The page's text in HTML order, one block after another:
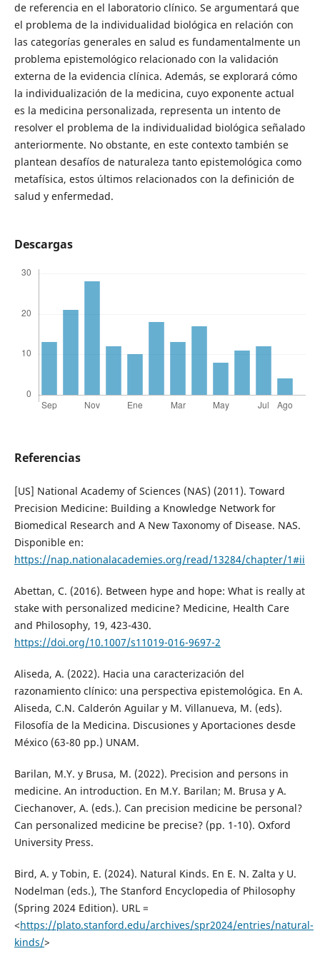
de referencia en el laboratorio clínico. Se argumentará que
el problema de la individualidad biológica en relación con
las categorías generales en salud es fundamentalmente un
problema epistemológico relacionado con la validación
externa de la evidencia clínica. Además, se explorará cómo
la individualización de la medicina, cuyo exponente actual
es la medicina personalizada, representa un intento de
resolver el problema de la individualidad biológica señalado
anteriormente. No obstante, en este contexto también se
plantean desafíos de naturaleza tanto epistemológica como
metafísica, estos últimos relacionados con la definición de
salud y enfermedad.
Descargas
Referencias
[US] National Academy of Sciences (NAS) (2011). Toward
Precision Medicine: Building a Knowledge Network for
Biomedical Research and A New Taxonomy of Disease. NAS.
Disponible en:
https://nap.nationalacademies.org/read/13284/chapter/1#ii
Abettan, C. (2016). Between hype and hope: What is really at
stake with personalized medicine? Medicine, Health Care
and Philosophy, 19, 423-430.
https://doi.org/10.1007/s11019-016-9697-2
Aliseda, A. (2022). Hacia una caracterización del
razonamiento clínico: una perspectiva epistemológica. En A.
Aliseda, C.N. Calderón Aguilar y M. Villanueva, M. (eds).
Filosofía de la Medicina. Discusiones y Aportaciones desde
México (63-80 pp.) UNAM.
Barilan, M.Y. y Brusa, M. (2022). Precision and persons in
medicine. An introduction. En M.Y. Barilan; M. Brusa y A.
Ciechanover, A. (eds.). Can precision medicine be personal?
Can personalized medicine be precise? (pp. 1-10). Oxford
University Press.
Bird, A. y Tobin, E. (2024). Natural Kinds. En E. N. Zalta y U.
Nodelman (eds.), The Stanford Encyclopedia of Philosophy
(Spring 2024 Edition). URL =
<https://plato.stanford.edu/archives/spr2024/entries/natural-
kinds/>